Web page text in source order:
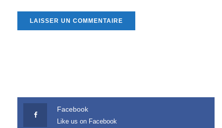
Facebook
Like us on Facebook